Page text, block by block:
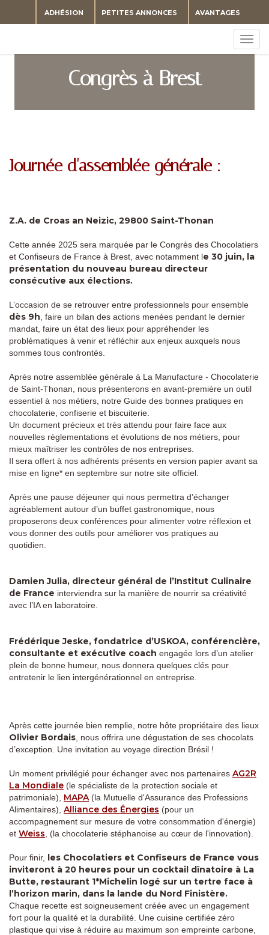
AVANTAGES
PETITES ANNONCES
ADHÉSION
Congrès à Brest
Journée d'assemblée générale :
Z.A. de Croas an Neizic, 29800 Saint-Thonan
Cette année 2025 sera marquée par le Congrès des Chocolatiers
et Confiseurs de France à Brest, avec notamment le 30 juin, la
présentation du nouveau bureau directeur
consécutive aux élections.
L’occasion de se retrouver entre professionnels pour ensemble
dès 9h , faire un bilan des actions menées pendant le dernier
mandat, faire un état des lieux pour appréhender les
problématiques à venir et réfléchir aux enjeux auxquels nous
sommes tous confrontés.
Après notre assemblée générale à La Manufacture - Chocolaterie
de Saint-Thonan, nous présenterons en avant-première un outil
essentiel à nos métiers, notre Guide des bonnes pratiques en
chocolaterie, confiserie et biscuiterie.
Un document précieux et très attendu pour faire face aux
nouvelles règlementations et évolutions de nos métiers, pour
mieux maîtriser les contrôles de nos entreprises.
Il sera offert à nos adhérents présents en version papier avant sa
mise en ligne* en septembre sur notre site officiel.
Après une pause déjeuner qui nous permettra d’échanger
agréablement autour d’un buffet gastronomique, nous
proposerons deux conférences pour alimenter votre réflexion et
vous donner des outils pour améliorer vos pratiques au
quotidien.
Damien Julia, directeur général de l’Institut Culinaire
de France interviendra sur la manière de nourrir sa créativité
avec l’IA en laboratoire.
Frédérique Jeske, fondatrice d’USKOA, conférencière,
consultante et exécutive coach engagée lors d’un atelier
plein de bonne humeur, nous donnera quelques clés pour
entretenir le lien intergénérationnel en entreprise.
Après cette journée bien remplie, notre hôte propriétaire des lieux
Olivier Bordais , nous offrira une dégustation de ses chocolats
d’exception. Une invitation au voyage direction Brésil !
Un moment privilégié pour échanger avec nos partenaires AG2R
La Mondiale (le spécialiste de la protection sociale et
patrimoniale), MAPA (la Mutuelle d'Assurance des Professions
Alimentaires), Alliance des Énergies (pour un
accompagnement sur mesure de votre consommation d'énergie)
et Weiss , (la chocolaterie stéphanoise au cœur de l'innovation).
Pour finir, les Chocolatiers et Confiseurs de France vous
inviteront à 20 heures pour un cocktail dînatoire à La
Butte, restaurant 1*Michelin logé sur un tertre face à
l’horizon marin, dans la lande du Nord Finistère.
Chaque recette est soigneusement créée avec un engagement
fort pour la qualité et la durabilité. Une cuisine certifiée zéro
plastique qui vise à réduire au maximum son empreinte carbone,